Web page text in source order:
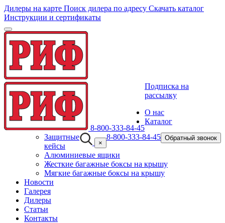
Дилеры на карте Поиск дилера по адресу Скачать каталог
Инструкции и сертификаты
Toggle
navigation
8-800-333-84-45
Подписка на
рассылку
8-800-333-84-45 Обратный звонок
×
О нас
Каталог
Защитные
кейсы
Алюминиевые ящики
Жесткие багажные боксы на крышу
Мягкие багажные боксы на крышу
Новости
Галерея
Дилеры
Статьи
Контакты